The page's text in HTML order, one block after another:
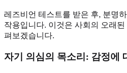
레즈비언 테스트를 받은 후, 분명
작용입니다. 이것은 사회의 오래
펴보겠습니다.
자기 의심의 목소리: 감정에